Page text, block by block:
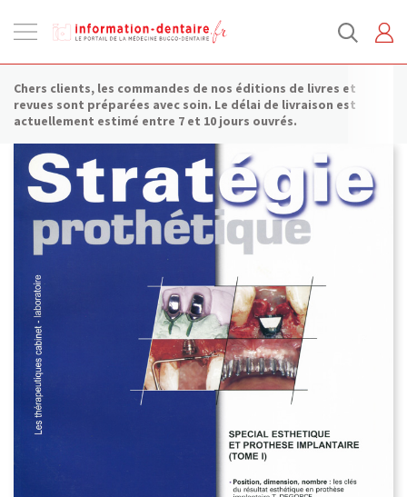
la
Chers clients, les commandes de nos éditions de livres et
revues sont préparées avec soin. Le délai de livraison est
actuellement estimé entre 7 et 10 jours ouvrés.